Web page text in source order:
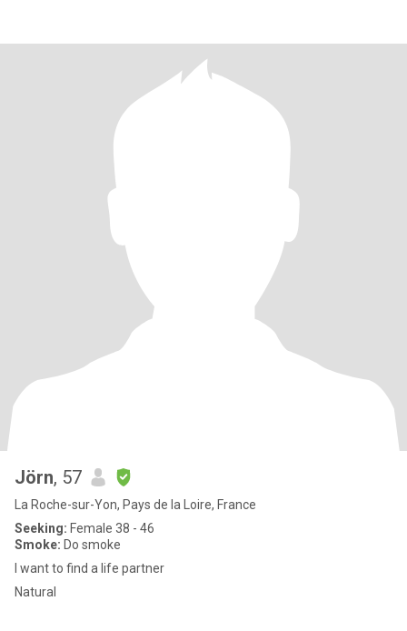
Jörn, 57
La Roche-sur-Yon, Pays de la Loire, France
Seeking: Female 38 - 46
Smoke: Do smoke
I want to find a life partner
Natural